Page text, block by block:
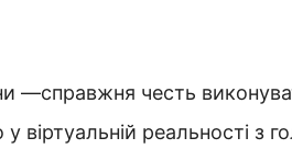
—справжня честь
у віртуальній реальності